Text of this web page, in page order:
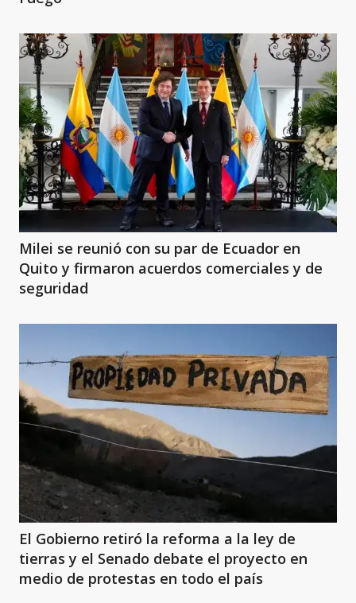
Milei se reunió con su par de Ecuador en
Quito y firmaron acuerdos comerciales y de
seguridad
El Gobierno retiró la reforma a la ley de
tierras y el Senado debate el proyecto en
medio de protestas en todo el país